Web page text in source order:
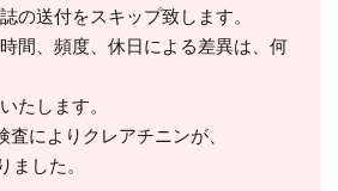
の送付をスキップ致します。
間、頻度、休日による差異は、何
たします。
査によりクレアチニンが、
ました。